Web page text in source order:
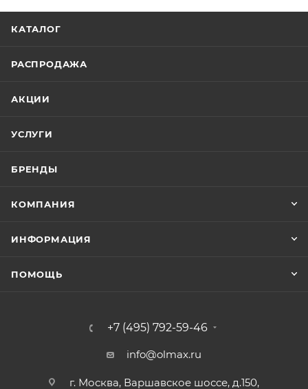
КАТАЛОГ
РАСПРОДАЖА
АКЦИИ
УСЛУГИ
БРЕНДЫ
КОМПАНИЯ
ИНФОРМАЦИЯ
ПОМОЩЬ
+7 (495) 792-59-46
info@olmax.ru
г. Москва, Варшавское шоссе, д.150,